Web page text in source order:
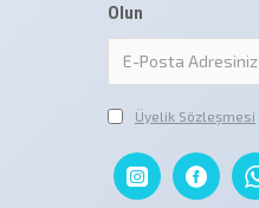
Olun
Üyelik Sözleşmesi